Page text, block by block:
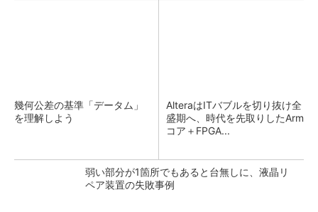
幾何公差の基準「データム」
を理解しよう
AlteraはITバブルを切り抜け全
盛期へ、時代を先取りしたArm
コア＋FPGA...
弱い部分が1箇所でもあると台無しに、液晶リ
ペア装置の失敗事例